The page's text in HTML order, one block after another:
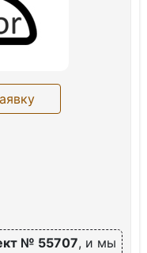
№ 55707, и мы